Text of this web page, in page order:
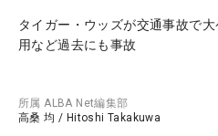
タイガー・ウッズが交通事故で
用など過去にも事故
所属ALBA Net編集部
高桑 均 / Hitoshi Takakuwa